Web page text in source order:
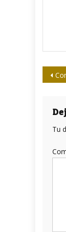
Tu